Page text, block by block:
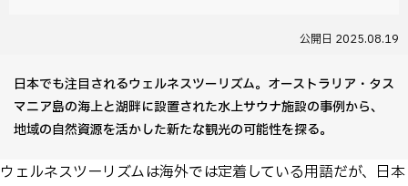
公開日 2025.08.19
日本でも注目されるウェルネスツーリズム。オーストラリア・タス
マニア島の海上と湖畔に設置された水上サウナ施設の事例から、
地域の自然資源を活かした新たな観光の可能性を探る。
ウェルネスツーリズムは海外では定着している用語だが、日本